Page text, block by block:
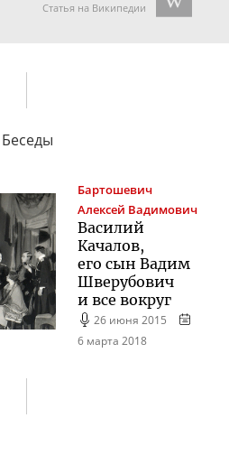
Статья на Википедии
Беседы
Бартошевич
Алексей Вадимович
Василий
Качалов,
его сын Вадим
Шверубович
и все вокруг
26 июня 2015
6 марта 2018